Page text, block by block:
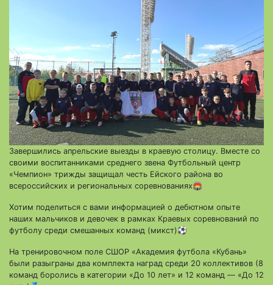
Завершились апрельские выезды в краевую столицу. Вместе со
своими воспитанниками среднего звена Футбольный центр
«Чемпион» трижды защищал честь Ейского района во
всероссийских и региональных соревнованиях🏟️
Хотим поделиться с вами информацией о дебютном опыте
наших мальчиков и девочек в рамках Краевых соревнований по
футболу среди смешанных команд (микст)⚽
На тренировочном поле СШОР «Академия футбола «Кубань»
были разыграны два комплекта наград среди 20 коллективов (8
команд боролись в категории «До 10 лет» и 12 команд — «До 12